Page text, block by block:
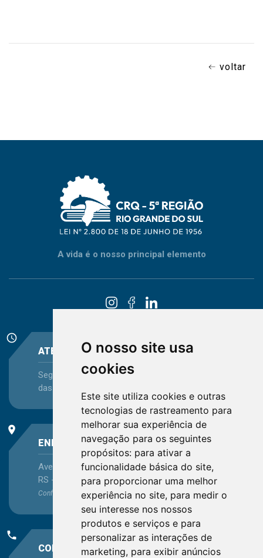
O nosso site usa
cookies
Este site utiliza cookies e outras
tecnologias de rastreamento para
melhorar sua experiência de
navegação para os seguintes
propósitos: para ativar a
funcionalidade básica do site,
para proporcionar uma melhor
experiência no site, para medir o
seu interesse nos nossos
produtos e serviços e para
personalizar as interações de
marketing, para exibir anúncios
voltar
A vida é o nosso principal elemento
schedule
ATENDIMENTO
Segunda-feira a Sexta-feira - das 08:30 às 12:15 e
das 13:30 às 16:45
place
ENDEREÇO
Avenida Itaqui, 45, Bairro Petrópolis, Porto Alegre -
RS - CEP 90460-140
Confira as demaislocalizações no Estado
phone
CONTATO